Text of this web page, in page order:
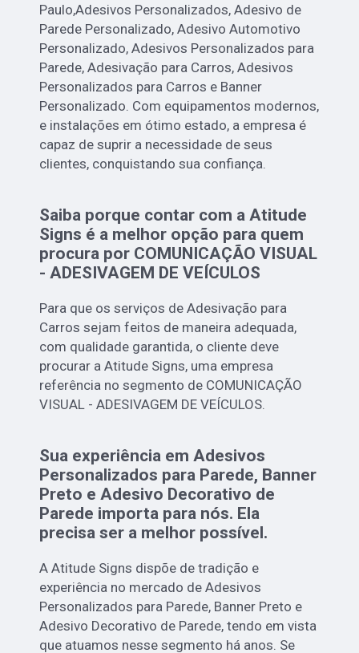
Paulo,Adesivos Personalizados, Adesivo de
Parede Personalizado, Adesivo Automotivo
Personalizado, Adesivos Personalizados para
Parede, Adesivação para Carros, Adesivos
Personalizados para Carros e Banner
Personalizado. Com equipamentos modernos,
e instalações em ótimo estado, a empresa é
capaz de suprir a necessidade de seus
clientes, conquistando sua confiança.
Saiba porque contar com a Atitude
Signs é a melhor opção para quem
procura por COMUNICAÇÃO VISUAL
- ADESIVAGEM DE VEÍCULOS
Para que os serviços de Adesivação para
Carros sejam feitos de maneira adequada,
com qualidade garantida, o cliente deve
procurar a Atitude Signs, uma empresa
referência no segmento de COMUNICAÇÃO
VISUAL - ADESIVAGEM DE VEÍCULOS.
Sua experiência em Adesivos
Personalizados para Parede, Banner
Preto e Adesivo Decorativo de
Parede importa para nós. Ela
precisa ser a melhor possível.
A Atitude Signs dispõe de tradição e
experiência no mercado de Adesivos
Personalizados para Parede, Banner Preto e
Adesivo Decorativo de Parede, tendo em vista
que atuamos nesse segmento há anos. Se